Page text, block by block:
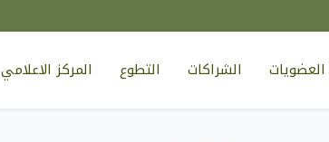
العضويات الشراكات التطوع المركز الاعلامي